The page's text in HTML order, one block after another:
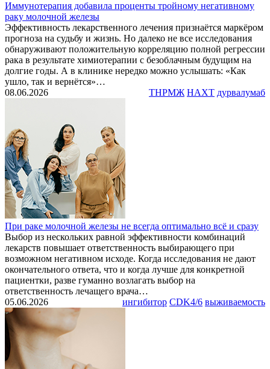
Иммунотерапия добавила проценты тройному негативному
раку молочной железы
Эффективность лекарственного лечения признаётся маркёром
прогноза на судьбу и жизнь. Но далеко не все исследования
обнаруживают положительную корреляцию полной регрессии
рака в результате химиотерапии с безоблачным будущим на
долгие годы. А в клинике нередко можно услышать: «Как
ушло, так и вернётся»…
ТНРМЖ НАХТ дурвалумаб
08.06.2026
При раке молочной железы не всегда оптимально всё и сразу
Выбор из нескольких равной эффективности комбинаций
лекарств повышает ответственность выбирающего при
возможном негативном исходе. Когда исследования не дают
окончательного ответа, что и когда лучше для конкретной
пациентки, разве гуманно возлагать выбор на
ответственность лечащего врача…
ингибитор CDK4/6 выживаемость
05.06.2026